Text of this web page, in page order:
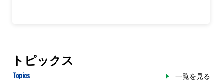
トピックス
Topics 一覧を見る